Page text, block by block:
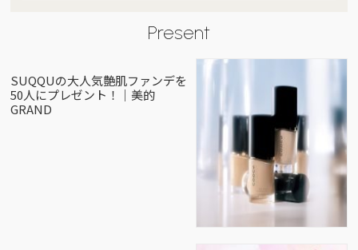
Present
SUQQUの大人気艶肌ファンデを
50人にプレゼント！｜美的
GRAND